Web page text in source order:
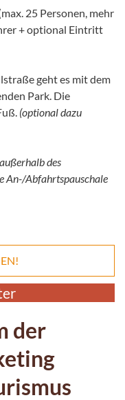
25 Personen, mehr
+ optional Eintritt
geht es mit dem
Park. Die
(optional dazu
des
An-/Abfahrtspauschale
der